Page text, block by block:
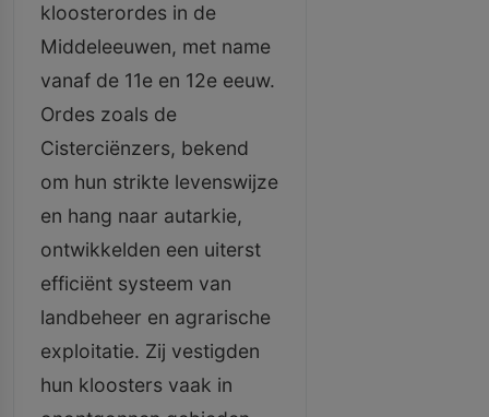
kloosterordes in de
Middeleeuwen, met name
vanaf de 11e en 12e eeuw.
Ordes zoals de
Cisterciënzers, bekend
om hun strikte levenswijze
en hang naar autarkie,
ontwikkelden een uiterst
efficiënt systeem van
landbeheer en agrarische
exploitatie. Zij vestigden
hun kloosters vaak in